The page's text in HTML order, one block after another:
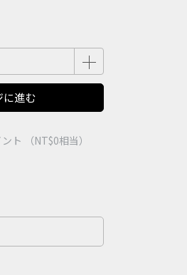
に進む
ト （NT$0相当）